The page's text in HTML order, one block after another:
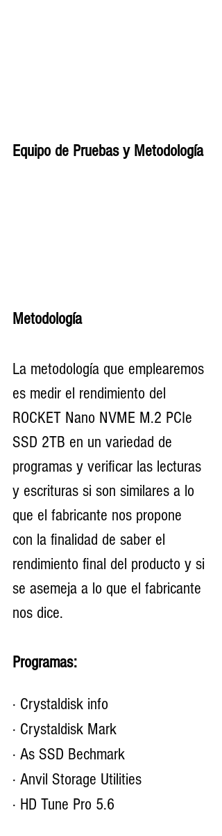
Equipo de Pruebas y Metodología
Metodología
La metodología que emplearemos
es medir el rendimiento del
ROCKET Nano NVME M.2 PCIe
SSD 2TB en un variedad de
programas y verificar las lecturas
y escrituras si son similares a lo
que el fabricante nos propone
con la finalidad de saber el
rendimiento final del producto y si
se asemeja a lo que el fabricante
nos dice.
Programas:
· Crystaldisk info
· Crystaldisk Mark
· As SSD Bechmark
· Anvil Storage Utilities
· HD Tune Pro 5.6